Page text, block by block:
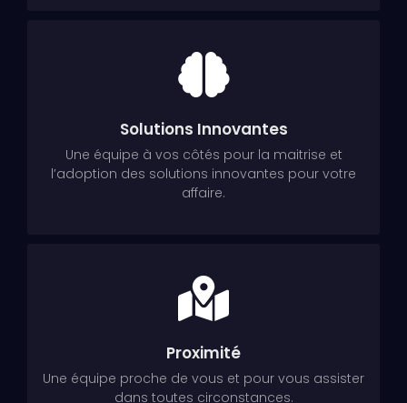
Solutions Innovantes
Une équipe à vos côtés pour la maitrise et
l’adoption des solutions innovantes pour votre
affaire.
Proximité
Une équipe proche de vous et pour vous assister
dans toutes circonstances.